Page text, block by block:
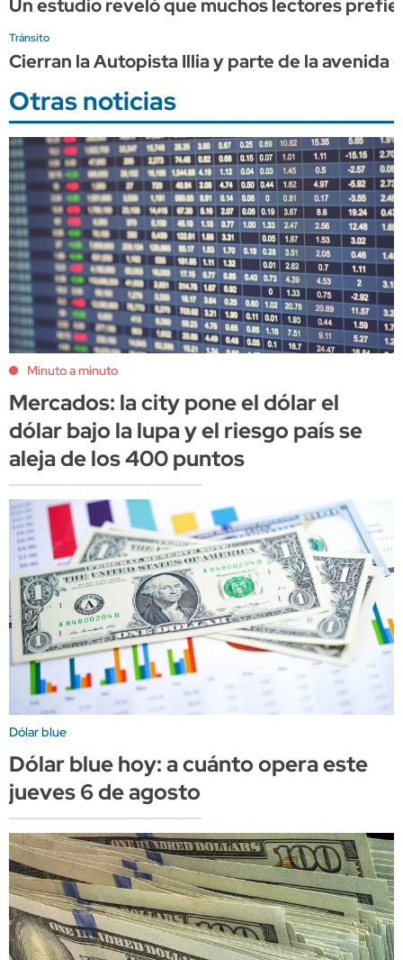
Un estudio reveló que muchos lectores
Tránsito
Cierran la Autopista Illia y parte de la avenida
Otras noticias
Minuto a minuto
Mercados: la city pone el dólar el
dólar bajo la lupa y el riesgo país se
aleja de los 400 puntos
Dólar blue
Dólar blue hoy: a cuánto opera este
jueves 6 de agosto